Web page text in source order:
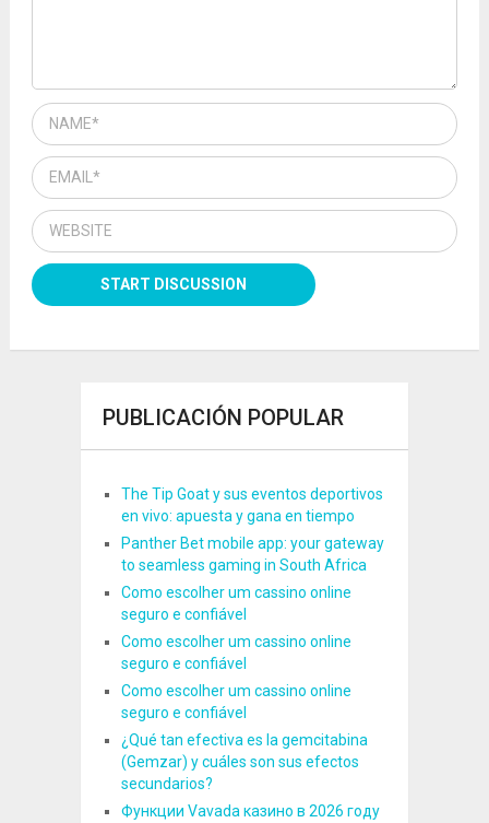
PUBLICACIÓN POPULAR
The Tip Goat y sus eventos deportivos
en vivo: apuesta y gana en tiempo
Panther Bet mobile app: your gateway
to seamless gaming in South Africa
Como escolher um cassino online
seguro e confiável
Como escolher um cassino online
seguro e confiável
Como escolher um cassino online
seguro e confiável
¿Qué tan efectiva es la gemcitabina
(Gemzar) y cuáles son sus efectos
secundarios?
Функции Vavada казино в 2026 году